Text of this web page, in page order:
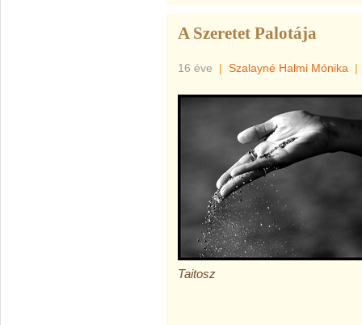
A Szeretet Palotája
16 éve | Szalayné Halmi Mónika |
Taitosz